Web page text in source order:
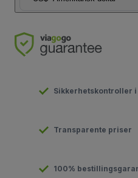
Sikkerhetskontroller
Transparente priser
100%